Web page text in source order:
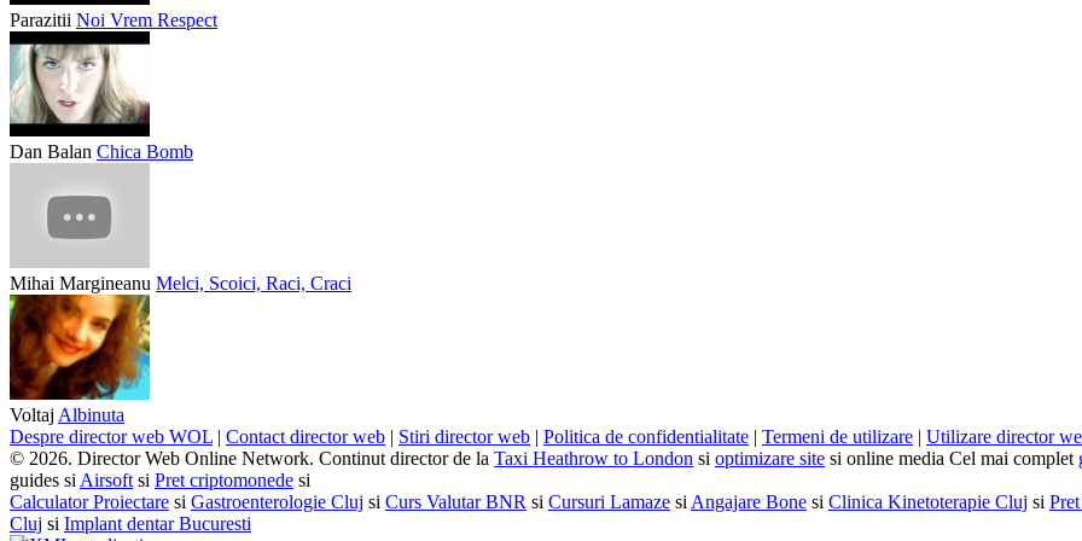
Parazitii Noi Vrem Respect
Dan Balan Chica Bomb
Mihai Margineanu Melci, Scoici, Raci, Craci
Voltaj Albinuta
Despre director web WOL | Contact director web | Stiri director web | Politica de confidentialitate | Termeni de utilizare | Utilizare director
© 2026. Director Web Online Network. Continut director de la Taxi Heathrow to London si optimizare site si online media Cel mai complet
guides si Airsoft si Pret criptomonede si
Calculator Proiectare si Gastroenterologie Cluj si Curs Valutar BNR si Cursuri Lamaze si Angajare Bone si Clinica Kinetoterapie Cluj si
Cluj si Implant dentar Bucuresti